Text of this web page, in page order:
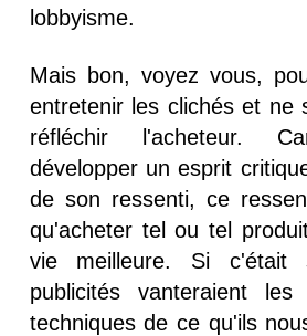
lobbyisme.
Mais bon, voyez vous,
entretenir les clichés et ne
réfléchir l'acheteur.
développer un esprit
de son ressenti, ce
qu'acheter tel ou tel
vie meilleure. Si c'était
publicités vanteraient les
techniques de ce qu'ils